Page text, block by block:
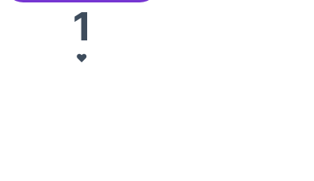
recursos
1
❤️